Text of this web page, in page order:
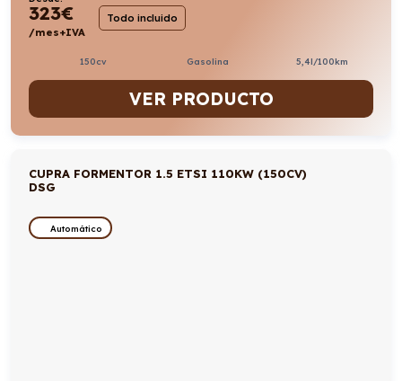
323€
/mes+IVA
Todo incluido
150cv Gasolina 5,4l/100km
VER PRODUCTO
CUPRA FORMENTOR 1.5 ETSI 110KW (150CV)
DSG
Automático